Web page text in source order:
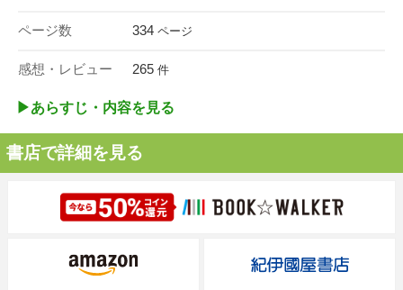
ページ数 334 ページ
感想・レビュー 265 件
▶︎あらすじ・内容を見る
書店で詳細を見る